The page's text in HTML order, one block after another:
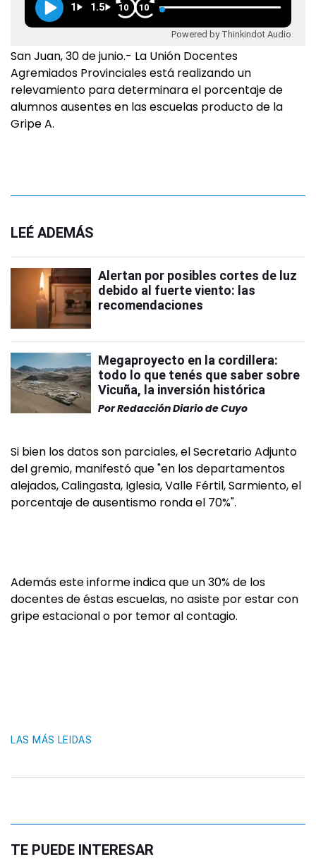
1 1.5 10 10
Powered by Thinkindot Audio
San Juan, 30 de junio.- La Unión Docentes
Agremiados Provinciales está realizando un
relevamiento para determinara el porcentaje de
alumnos ausentes en las escuelas producto de la
Gripe A.
LEÉ ADEMÁS
Alertan por posibles cortes de luz
debido al fuerte viento: las
recomendaciones
Megaproyecto en la cordillera:
todo lo que tenés que saber sobre
Vicuña, la inversión histórica
PorRedacción Diario de Cuyo
Si bien los datos son parciales, el Secretario Adjunto
del gremio, manifestó que "en los departamentos
alejados, Calingasta, Iglesia, Valle Fértil, Sarmiento, el
porcentaje de ausentismo ronda el 70%".
Además este informe indica que un 30% de los
docentes de éstas escuelas, no asiste por estar con
gripe estacional o por temor al contagio.
LAS MÁS LEIDAS
TE PUEDE INTERESAR